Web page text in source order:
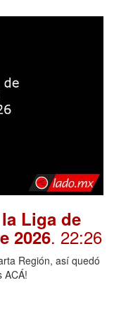
Liga de
2026. 22:26
Región, así quedó
ACÁ!